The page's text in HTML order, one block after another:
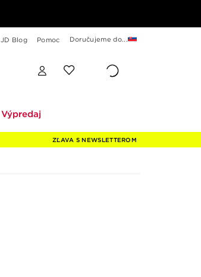
JD Blog Pomoc Doručujeme do...
Výpredaj
ZĽAVA S NEWSLETTEROM